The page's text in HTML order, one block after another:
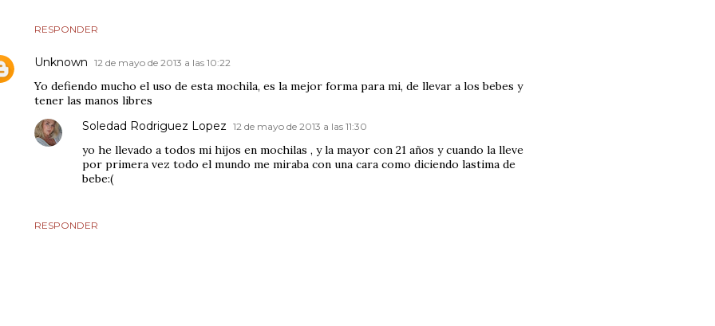
RESPONDER
Unknown 12 de mayo de 2013 a las 10:22
Yo defiendo mucho el uso de esta mochila, es la mejor forma para mi, de llevar a los bebes y
tener las manos libres
RESPONDER
Soledad Rodriguez Lopez 12 de mayo de 2013 a las 11:30
yo he llevado a todos mi hijos en mochilas , y la mayor con 21 años y cuando la lleve
por primera vez todo el mundo me miraba con una cara como diciendo lastima de
bebe:(